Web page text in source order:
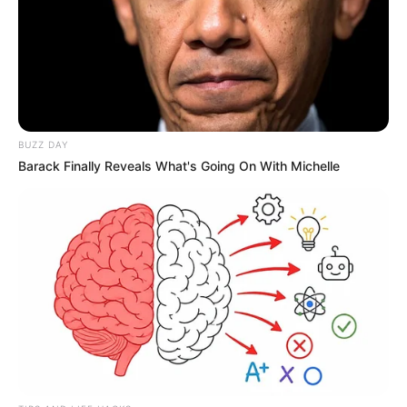
A jovem foi agredida e estrangulada, depois teve partes do
corpo queimadas. Um frasco de querosene foi encontrado
no local. A vítima foi identificada pelo padrasto por meio de
uma tatuagem no braço e uma pulseira.
A vítima foi identificada pelo padrasto por meio de uma tatuagem
BUZZ DAY
Barack Finally Reveals What's Going On With Michelle